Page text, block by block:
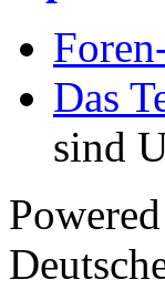
Das
sind